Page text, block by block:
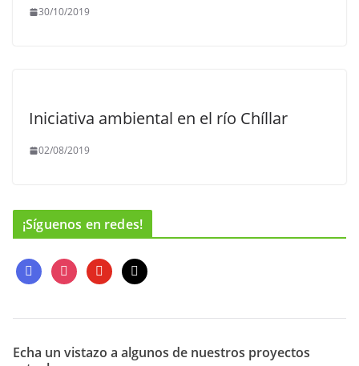
30/10/2019
Iniciativa ambiental en el río Chíllar
02/08/2019
¡Síguenos en redes!
f
a
e
o
i
n
t
g
y
o
t
b
m
a
l
Echa un vistazo a algunos de nuestros proyectos